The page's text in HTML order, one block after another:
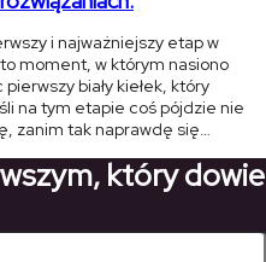
i najważniejszy etap w
moment, w którym nasiono
biały kiełek, który
na tym etapie coś pójdzie nie
zanim tak naprawdę się
który dowie